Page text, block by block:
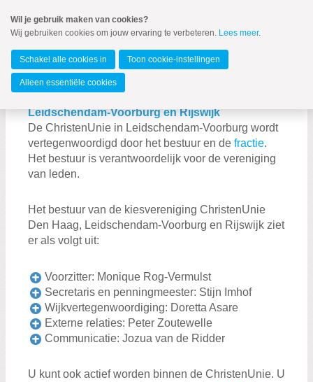
naar
Spring
de
inhoud
Spring
naar
hoofdmenu
Leidschendam-Voorburg
MENU
Fractie
Nieuwsbrief
Zoeken:
Bestuur ChristenUnie Den Haag,
Leidschendam-Voorburg en Rijswijk
De ChristenUnie in Leidschendam-Voorburg wordt
vertegenwoordigd door het bestuur en de fractie.
Het bestuur is verantwoordelijk voor de vereniging
van leden.
Het bestuur van de kiesvereniging ChristenUnie
Den Haag, Leidschendam-Voorburg en Rijswijk ziet
er als volgt uit:
Voorzitter: Monique Rog-Vermulst
Secretaris en penningmeester: Stijn Imhof
Wijkvertegenwoordiging: Doretta Asare
Externe relaties: Peter Zoutewelle
Communicatie: Jozua van de Ridder
U kunt ook actief worden binnen de ChristenUnie. U
Wil je gebruik maken van cookies?
Wij gebruiken cookies om jouw ervaring te verbeteren. Lees meer.
Schakel alle cookies in Toon cookie-instellingen
Alleen essentiële cookies